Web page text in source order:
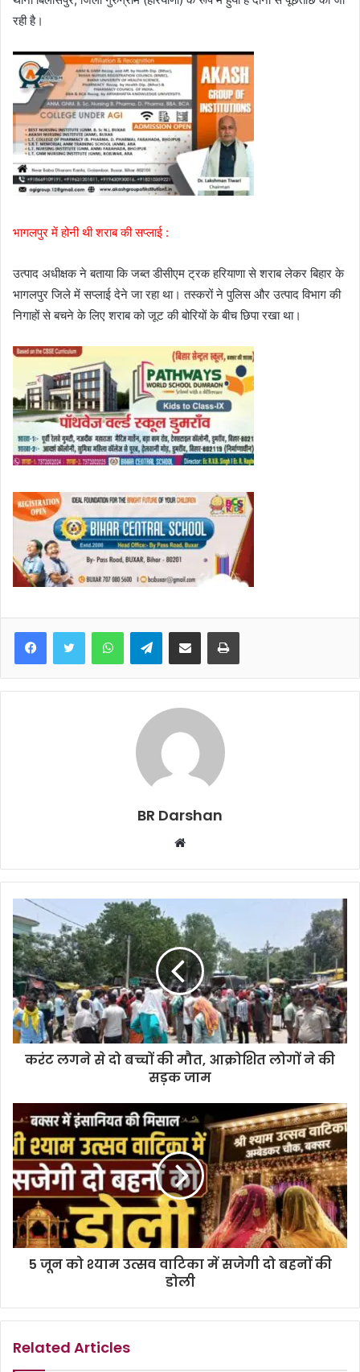
रही है।
भागलपुर में होनी थी शराब की सप्लाई :
उत्पाद अधीक्षक ने बताया कि जब्त डीसीएम ट्रक हरियाणा से शराब लेकर बिहार के
भागलपुर जिले में सप्लाई देने जा रहा था। तस्करों ने पुलिस और उत्पाद विभाग की
निगाहों से बचने के लिए शराब को जूट की बोरियों के बीच छिपा रखा था।
Telegram
BR Darshan
b
s
i
t
e
करंट लगने से दो बच्चों की मौत, आक्रोशित लोगों ने की
सड़क जाम
5 जून को श्याम उत्सव वाटिका में सजेगी दो बहनों की
डोली
Related Articles